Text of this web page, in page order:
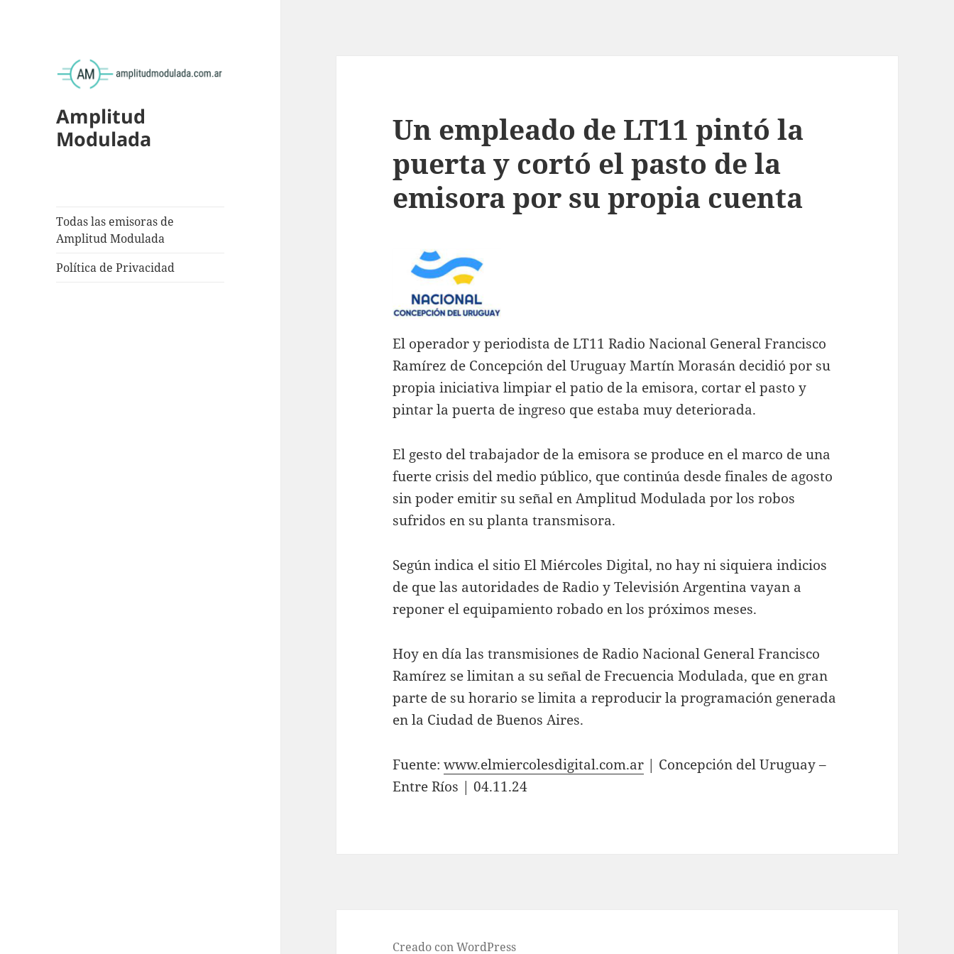
Amplitud
Modulada
Todas las emisoras de
Amplitud Modulada
Política de Privacidad
Un empleado de LT11 pintó la
puerta y cortó el pasto de la
emisora por su propia cuenta
El operador y periodista de LT11 Radio Nacional General Francisco
Ramírez de Concepción del Uruguay Martín Morasán decidió por su
propia iniciativa limpiar el patio de la emisora, cortar el pasto y
pintar la puerta de ingreso que estaba muy deteriorada.
El gesto del trabajador de la emisora se produce en el marco de una
fuerte crisis del medio público, que continúa desde finales de agosto
sin poder emitir su señal en Amplitud Modulada por los robos
sufridos en su planta transmisora.
Según indica el sitio El Miércoles Digital, no hay ni siquiera indicios
de que las autoridades de Radio y Televisión Argentina vayan a
reponer el equipamiento robado en los próximos meses.
Hoy en día las transmisiones de Radio Nacional General Francisco
Ramírez se limitan a su señal de Frecuencia Modulada, que en gran
parte de su horario se limita a reproducir la programación generada
en la Ciudad de Buenos Aires.
Fuente:www.elmiercolesdigital.com.ar | Concepción del Uruguay –
Entre Ríos | 04.11.24
Creado con WordPress